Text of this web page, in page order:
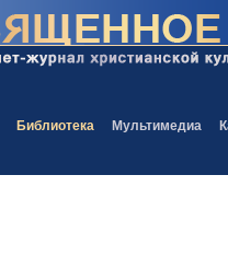
Библиотека Мультимедиа